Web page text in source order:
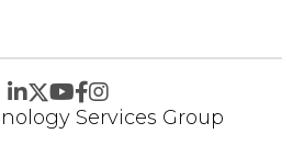
Services Group